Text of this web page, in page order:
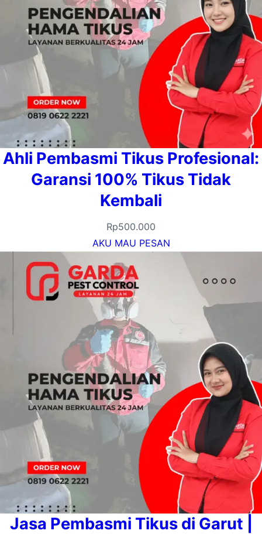
Ahli Pembasmi Tikus Profesional:
Garansi 100% Tikus Tidak
Kembali
Rp500.000
AKU MAU PESAN
Jasa Pembasmi Tikus di Garut |